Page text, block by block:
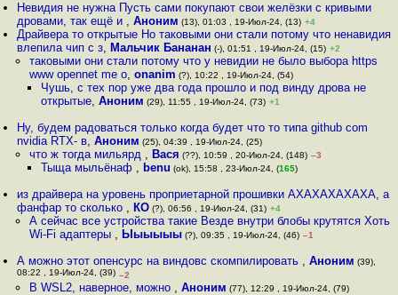
Невидия не нужна Пусть сами покупают свои желёзки с кривыми
дровами, так ещё и ,Аноним (13), 01:03 , 19-Июл-24, (13) +4
Драйвера то открытые Но таковыми они стали потому что ненавидия
влепила чип с з, Мальчик Бананан (-), 01:51 , 19-Июл-24, (15) +2
таковыми они стали потому что у невидии не было выбора https
www opennet me o, onanim (?), 10:22 , 19-Июл-24, (54)
Чушь, с тех пор уже два года прошло и под винду дрова не
открытые, Аноним (29), 11:55 , 19-Июл-24, (73) +1
Ну, будем радоваться только когда будет что то типа github com
nvidia RTX- в,Аноним (25), 04:39 , 19-Июл-24, (25)
что ж тогда мильярд , Вася (??), 10:59 , 20-Июл-24, (148) –3
Тыща мыльёнаф , benu (ok), 15:58 , 23-Июл-24, (165)
из драйвера на уровень проприетарной прошивки АХАХАХАХАХА, а
фанфар то сколько , КО (?), 06:56 , 19-Июл-24, (31) +4
А сейчас все устройства такие Везде внутри блобы крутятся Хоть
Wi-Fi адаптеры , Ыыыыыы(?), 09:35 , 19-Июл-24, (46) –1
А можно этот опенсурс на виндовс скомпилировать ,Аноним (39),
08:22 , 19-Июл-24, (39) –2
В WSL2, наверное, можно , Аноним (77), 12:29 , 19-Июл-24, (79)